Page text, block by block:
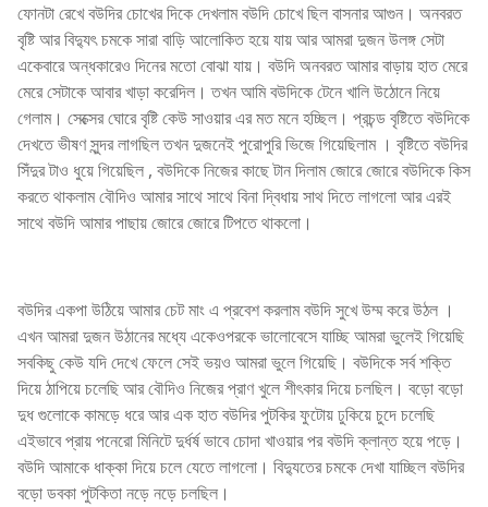
ফোনটা রেখে বউদির চোখের দিকে দেখলাম বউদি চোখে ছিল বাসনার আগুন। অনবরত
বৃষ্টি আর বিদ্যুৎ চমকে সারা বাড়ি আলোকিত হয়ে যায় আর আমরা দুজন উলঙ্গ সেটা
একেবারে অন্ধকারেও দিনের মতো বোঝা যায়। বউদি অনবরত আমার বাড়ায় হাত মেরে
মেরে সেটাকে আবার খাড়া করেদিল। তখন আমি বউদিকে টেনে খালি উঠোনে নিয়ে
গেলাম। সেক্সের ঘোরে বৃষ্টি কেউ সাওয়ার এর মত মনে হচ্ছিল। প্রচন্ড বৃষ্টিতে বউদিকে
দেখতে ভীষণ সুন্দর লাগছিল তখন দুজনেই পুরোপুরি ভিজে গিয়েছিলাম । বৃষ্টিতে বউদির
সিঁদুর টাও ধুয়ে গিয়েছিল , বউদিকে নিজের কাছে টান দিলাম জোরে জোরে বউদিকে কিস
করতে থাকলাম বৌদিও আমার সাথে সাথে বিনা দ্বিধায় সাথ দিতে লাগলো আর এরই
সাথে বউদি আমার পাছায় জোরে জোরে টিপতে থাকলো।
বউদির একপা উঠিয়ে আমার চেট মাং এ প্রবেশ করলাম বউদি সুখে উম্ম করে উঠল ।
এখন আমরা দুজন উঠানের মধ্যে একেওপরকে ভালোবেসে যাচ্ছি আমরা ভুলেই গিয়েছি
সবকিছু কেউ যদি দেখে ফেলে সেই ভয়ও আমরা ভুলে গিয়েছি। বউদিকে সর্ব শক্তি
দিয়ে ঠাপিয়ে চলেছি আর বৌদিও নিজের প্রাণ খুলে শীৎকার দিয়ে চলছিল। বড়ো বড়ো
দুধ গুলোকে কামড়ে ধরে আর এক হাত বউদির পুটকির ফুটোয় ঢুকিয়ে চুদে চলেছি
এইভাবে প্রায় পনেরো মিনিটে দুর্ধর্ষ ভাবে চোদা খাওয়ার পর বউদি ক্লান্ত হয়ে পড়ে।
বউদি আমাকে ধাক্কা দিয়ে চলে যেতে লাগলো। বিদ্যুতের চমকে দেখা যাচ্ছিল বউদির
বড়ো ডবকা পুটকিতা নড়ে নড়ে চলছিল।